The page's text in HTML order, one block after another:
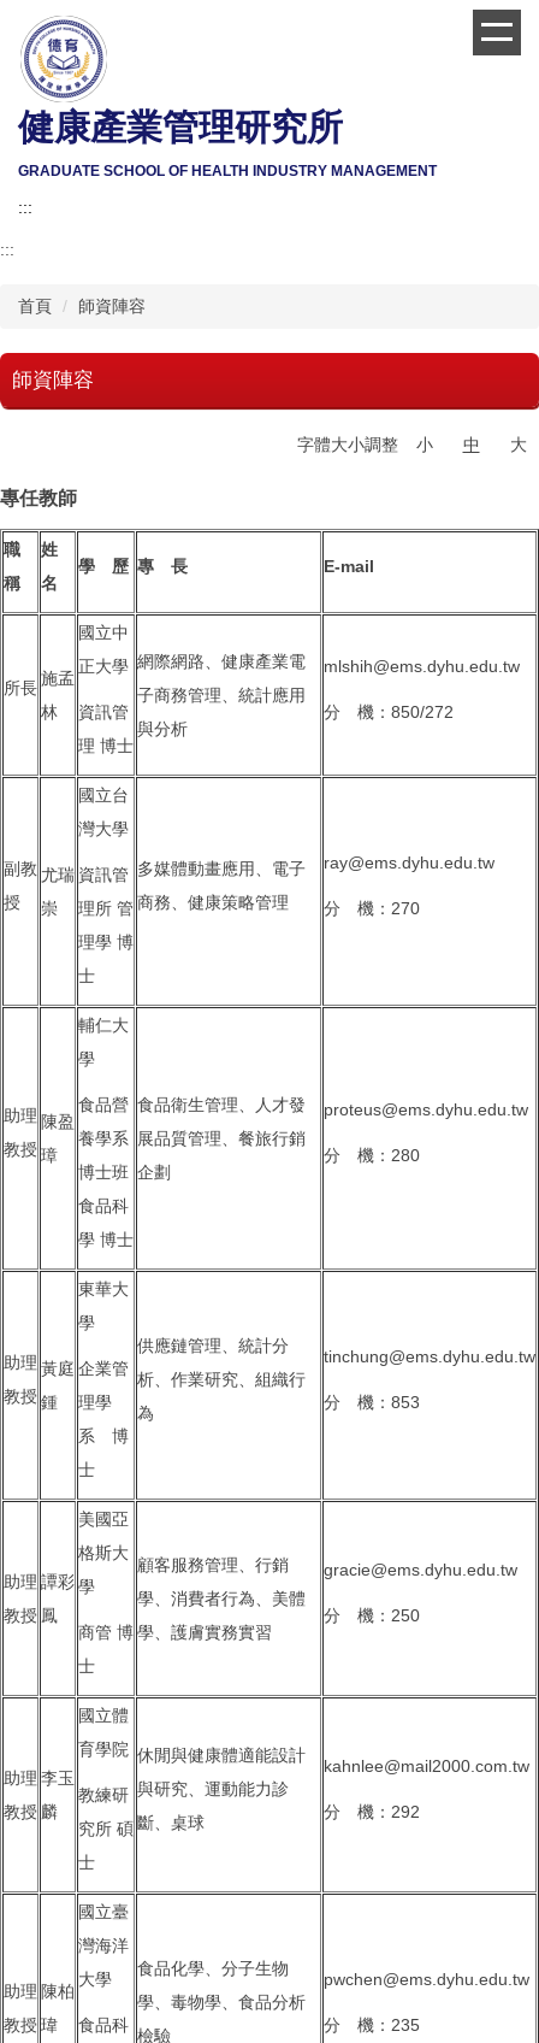
到
主
內
容
區
健康產業管理研究所
GRADUATE SCHOOL OF HEALTH INDUSTRY MANAGEMENT
:::
:::
首頁 師資陣容
師資陣容
字體大小調整 小 中 大
專任教師
職
稱
姓
名
學 歷 專 長 E-mail
所長
施孟
林
國立中
正大學
資訊管
理 博士
網際網路、健康產業電
子商務管理、統計應用
與分析
mlshih@ems.dyhu.edu.tw
分 機：850/272
副教
授
尤瑞
崇
國立台
灣大學
資訊管
理所 管
理學 博
士
多媒體動畫應用、電子
商務、健康策略管理
ray@ems.dyhu.edu.tw
分 機：270
助理
教授
陳盈
璋
輔仁大
學
食品營
養學系
博士班
食品科
學 博士
食品衛生管理、人才發
展品質管理、餐旅行銷
企劃
proteus@ems.dyhu.edu.tw
分 機：280
助理
教授
黃庭
鍾
東華大
學
企業管
理學
系 博
士
供應鏈管理、統計分
析、作業研究、組織行
為
tinchung@ems.dyhu.edu.tw
分 機：853
助理
教授
譚彩
鳳
美國亞
格斯大
學
商管 博
士
顧客服務管理、行銷
學、消費者行為、美體
學、護膚實務實習
gracie@ems.dyhu.edu.tw
分 機：250
助理
教授
李玉
麟
國立體
育學院
教練研
究所 碩
士
休閒與健康體適能設計
與研究、運動能力診
斷、桌球
kahnlee@mail2000.com.tw
分 機：292
助理
教授
陳柏
瑋
國立臺
灣海洋
大學
食品科
食品化學、分子生物
學、毒物學、食品分析
檢驗
pwchen@ems.dyhu.edu.tw
分 機：235